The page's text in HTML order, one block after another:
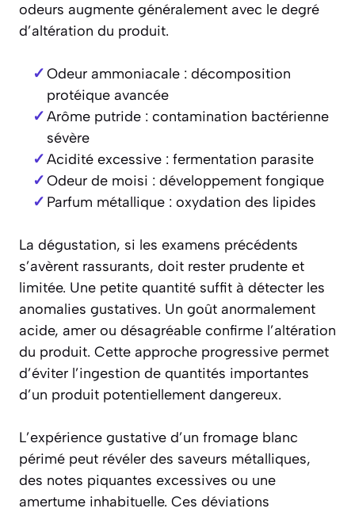
odeurs augmente généralement avec le degré
d’altération du produit.
Odeur ammoniacale : décomposition
protéique avancée
Arôme putride : contamination bactérienne
sévère
Acidité excessive : fermentation parasite
Odeur de moisi : développement fongique
Parfum métallique : oxydation des lipides
La dégustation, si les examens précédents
s’avèrent rassurants, doit rester prudente et
limitée. Une petite quantité suffit à détecter les
anomalies gustatives. Un goût anormalement
acide, amer ou désagréable confirme l’altération
du produit. Cette approche progressive permet
d’éviter l’ingestion de quantités importantes
d’un produit potentiellement dangereux.
L’expérience gustative d’un fromage blanc
périmé peut révéler des saveurs métalliques,
des notes piquantes excessives ou une
amertume inhabituelle. Ces déviations